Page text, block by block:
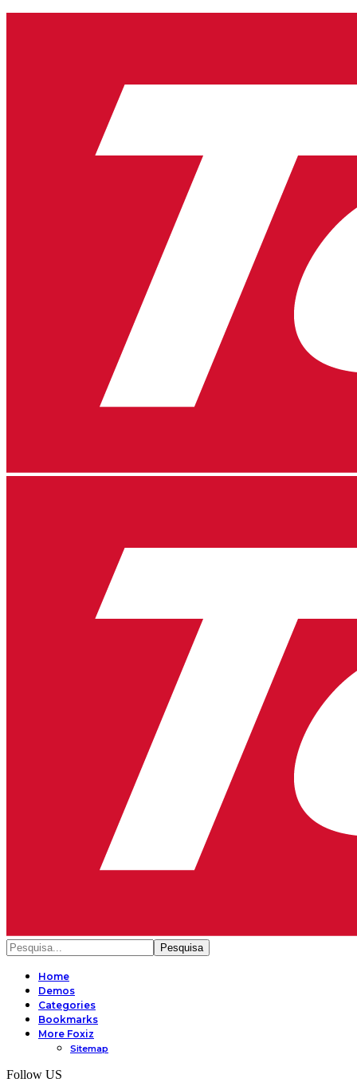
Home
Demos
Categories
Bookmarks
More Foxiz
Sitemap
Follow US